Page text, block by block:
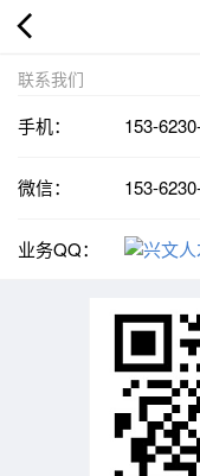
联系我们
手机： 153-
微信： 153-
业务QQ：